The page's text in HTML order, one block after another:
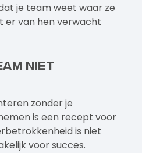
je team weet waar ze
er van hen verwacht
niet
zonder je
is een recept voor
is niet
voor succes.